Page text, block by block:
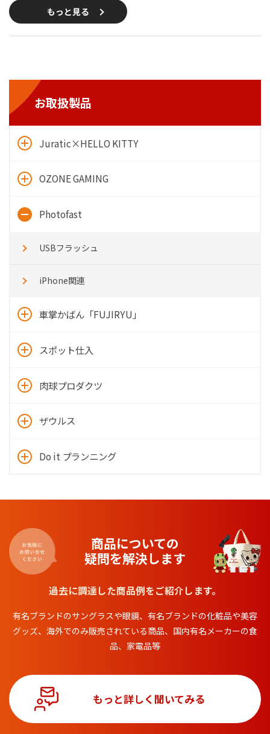
もっと見る
お取扱製品
Juratic×HELLO KITTY
OZONE GAMING
Photofast
USBフラッシュ
iPhone関連
車掌かばん「FUJIRYU」
スポット仕入
肉球プロダクツ
ザウルス
Do it プランニング
商品についての
疑問を解決します
過去に調達した商品例をご紹介します。
有名ブランドのサングラスや眼鏡、有名ブランドの化粧品や美容
グッズ、 海外でのみ販売されている商品、国内有名メーカーの食
品、家電品等
もっと詳しく聞いてみる